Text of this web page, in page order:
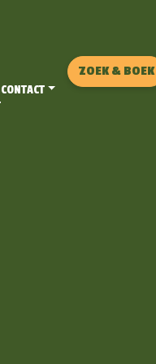
CONTACT
ZOEK & BOEK